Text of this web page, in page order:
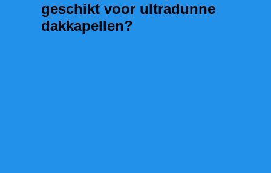
geschikt voor ultradunne
dakkapellen?